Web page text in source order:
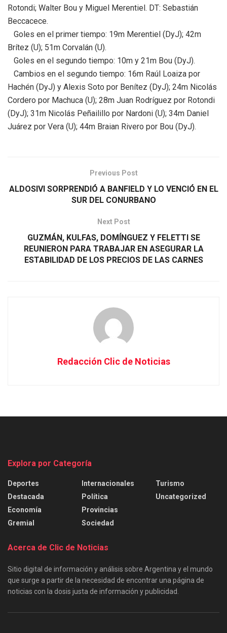
Rotondi; Walter Bou y Miguel Merentiel. DT: Sebastián
Beccacece.
Goles en el primer tiempo: 19m Merentiel (DyJ); 42m
Brítez (U); 51m Corvalán (U).
Goles en el segundo tiempo: 10m y 21m Bou (DyJ).
Cambios en el segundo tiempo: 16m Raúl Loaiza por
Hachén (DyJ) y Alexis Soto por Benítez (DyJ); 24m Nicolás
Cordero por Machuca (U); 28m Juan Rodríguez por Rotondi
(DyJ); 31m Nicolás Peñailillo por Nardoni (U); 34m Daniel
Juárez por Vera (U); 44m Braian Rivero por Bou (DyJ).
Previous Post
ALDOSIVI SORPRENDIÓ A BANFIELD Y LO VENCIÓ EN EL
SUR DEL CONURBANO
Next Post
GUZMÁN, KULFAS, DOMÍNGUEZ Y FELETTI SE
REUNIERON PARA TRABAJAR EN ASEGURAR LA
ESTABILIDAD DE LOS PRECIOS DE LAS CARNES
Redacción Clic de Noticias
Explora por Categoría
Deportes
Destacada
Economía
Gremial
Internacionales
Política
Provincias
Sociedad
Turismo
Uncategorized
Acerca de Clic de Noticias
Sitio digital de información y análisis sobre Argentina y el mundo
que surge a partir de la necesidad de encontrar una página de
noticias con la dosis justa de información y publicidad.